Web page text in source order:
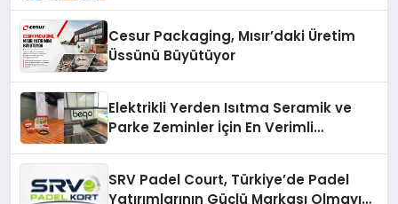
Cesur Packaging, Mısır’daki Üretim
Üssünü Büyütüyor
Elektrikli Yerden Isıtma Seramik ve
Parke Zeminler İçin En Verimli
SRV Padel Court, Türkiye’de Padel
Yatırımlarının Güçlü Markası Olmayı